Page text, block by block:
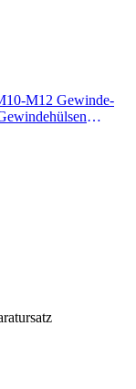
M12 Gewinde-